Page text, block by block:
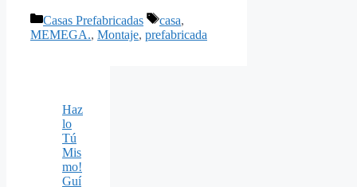
Categorías
Casas Prefabricadas Etiquetas
casa,
MEMEGA., Montaje, prefabricada
Haz
lo
Tú
Mis
mo!
Guí